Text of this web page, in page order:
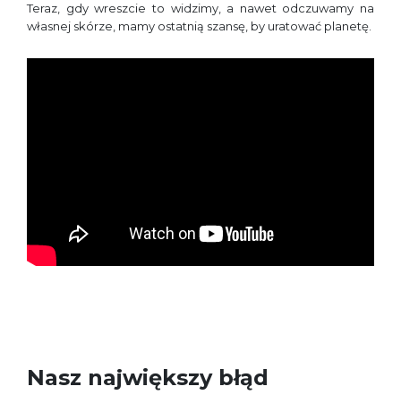
Teraz, gdy wreszcie to widzimy, a nawet odczuwamy na
własnej skórze, mamy ostatnią szansę, by uratować planetę.
Nasz największy błąd